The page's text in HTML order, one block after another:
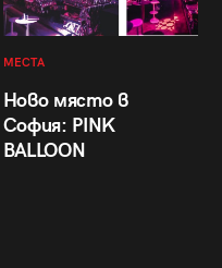
МЕСТА
Ново място в
София: PINK
BALLOON